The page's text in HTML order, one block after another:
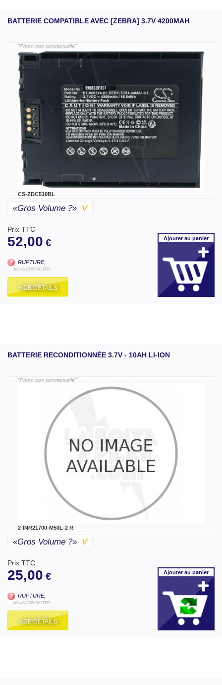
BATTERIE COMPATIBLE AVEC [ZEBRA] 3.7V 4200MAH
"Photo non contractuelle"
CS-ZDC510BL
«gros Volume ?» V
Prix TTC
52,00 €
RUPTURE,
NOUS CONTACTER
+ DE DÉTAILS
Ajouterau panier
BATTERIE RECONDITIONNÉE 3.7V - 10AH LI-ION
"Photo non contractuelle"
2-INR21700-M50L-2 R
«gros Volume ?» V
Prix TTC
25,00 €
RUPTURE,
NOUS CONTACTER
+ DE DÉTAILS
Ajouterau panier